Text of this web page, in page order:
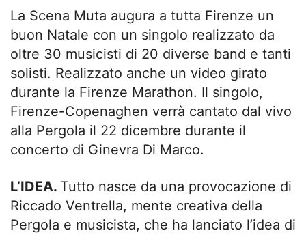
La Scena Muta augura a tutta Firenze un
buon Natale con un singolo realizzato da
oltre 30 musicisti di 20 diverse band e tanti
solisti. Realizzato anche un video girato
durante la Firenze Marathon. Il singolo,
Firenze-Copenaghen verrà cantato dal vivo
alla Pergola il 22 dicembre durante il
concerto di Ginevra Di Marco.
L’IDEA. Tutto nasce da una provocazione di
Riccado Ventrella, mente creativa della
Pergola e musicista, che ha lanciato l’idea di